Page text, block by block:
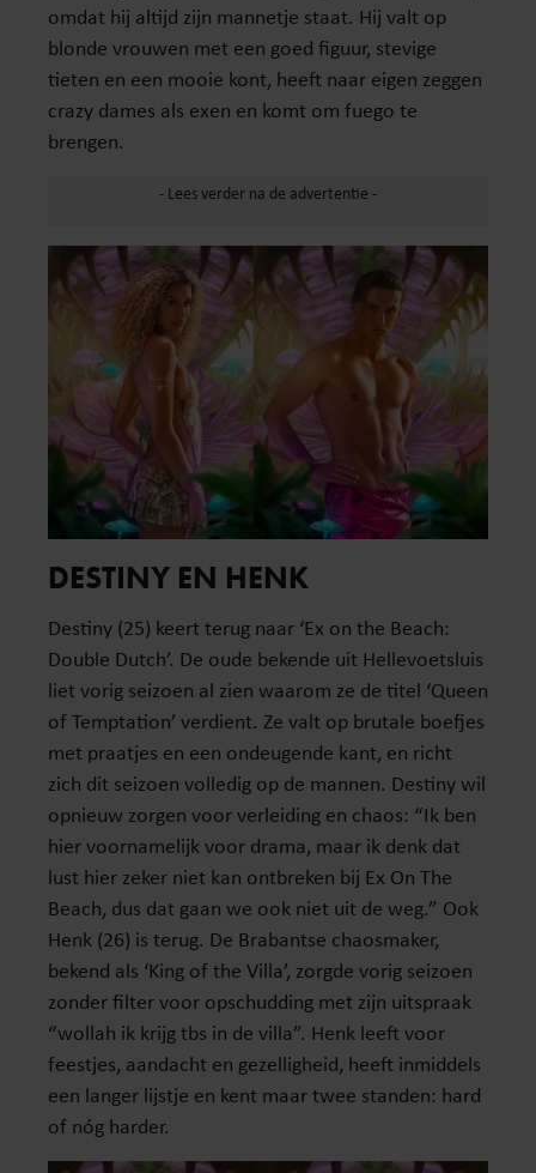
omdat hij altijd zijn mannetje staat. Hij valt op
blonde vrouwen met een goed figuur, stevige
tieten en een mooie kont, heeft naar eigen zeggen
crazy dames als exen en komt om fuego te
brengen.
DESTINY EN HENK
Destiny (25) keert terug naar ‘Ex on the Beach:
Double Dutch’. De oude bekende uit Hellevoetsluis
liet vorig seizoen al zien waarom ze de titel ‘Queen
of Temptation’ verdient. Ze valt op brutale boefjes
met praatjes en een ondeugende kant, en richt
zich dit seizoen volledig op de mannen. Destiny wil
opnieuw zorgen voor verleiding en chaos: “Ik ben
hier voornamelijk voor drama, maar ik denk dat
lust hier zeker niet kan ontbreken bij Ex On The
Beach, dus dat gaan we ook niet uit de weg.” Ook
Henk (26) is terug. De Brabantse chaosmaker,
bekend als ‘King of the Villa’, zorgde vorig seizoen
zonder filter voor opschudding met zijn uitspraak
“wollah ik krijg tbs in de villa”. Henk leeft voor
feestjes, aandacht en gezelligheid, heeft inmiddels
een langer lijstje en kent maar twee standen: hard
of nóg harder.